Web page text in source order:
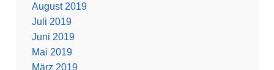
August 2019
Juli 2019
Juni 2019
Mai 2019
März 2019